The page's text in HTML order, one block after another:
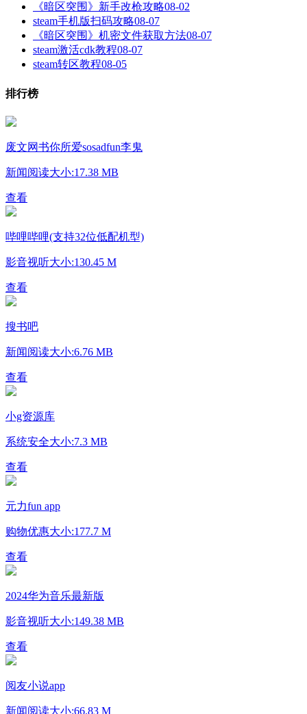
《暗区突围》新手改枪攻略08-02
steam手机版扫码攻略08-07
《暗区突围》机密文件获取方法08-07
steam激活cdk教程08-07
steam转区教程08-05
排行榜
废文网书你所爱sosadfun李鬼
新闻阅读大小:17.38 MB
查看
哔哩哔哩(支持32位低配机型)
影音视听大小:130.45 M
查看
搜书吧
新闻阅读大小:6.76 MB
查看
小g资源库
系统安全大小:7.3 MB
查看
元力fun app
购物优惠大小:177.7 M
查看
2024华为音乐最新版
影音视听大小:149.38 MB
查看
阅友小说app
新闻阅读大小:66.83 M